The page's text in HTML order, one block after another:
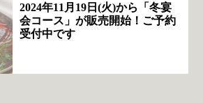
2024年11月19日(火)から「冬宴
会コース」が販売開始！ご予約
受付中です